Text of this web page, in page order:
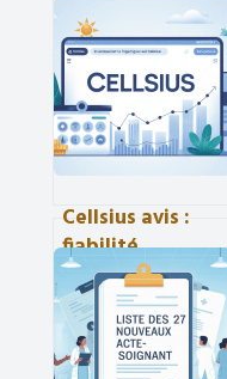
Cellsius avis :
fiabilité,
performances et
retours
d’expérience
passés au crible